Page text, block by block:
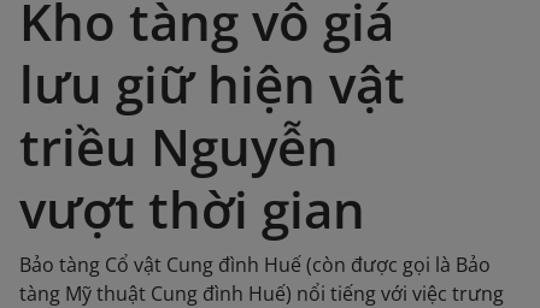
Kho tàng vô giá
lưu giữ hiện vật
triều Nguyễn
vượt thời gian
Bảo tàng Cổ vật Cung đình Huế (còn được gọi là Bảo
tàng Mỹ thuật Cung đình Huế) nổi tiếng với việc trưng